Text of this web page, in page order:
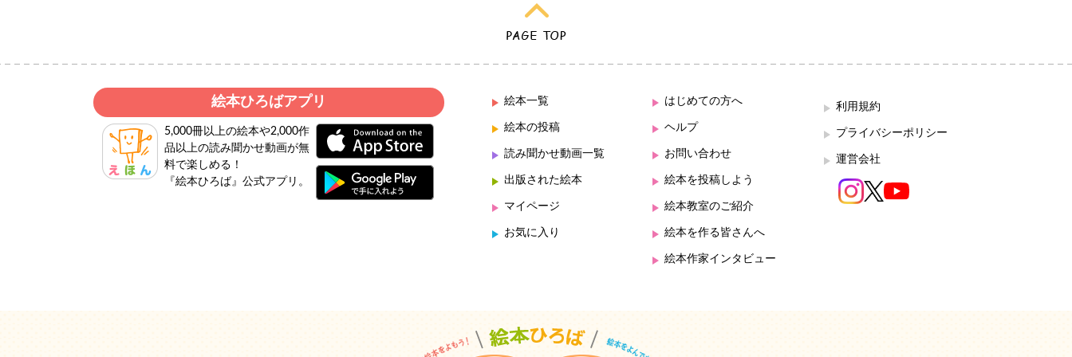
絵本ひろばアプリ
5,000冊以上の絵本や2,000作
品以上の読み聞かせ動画が無
料で楽しめる！
『絵本ひろば』公式アプリ。
絵本一覧
絵本の投稿
読み聞かせ動画一覧
出版された絵本
マイページ
お気に入り
はじめての方へ
ヘルプ
お問い合わせ
絵本を投稿しよう
絵本教室のご紹介
絵本を作る皆さんへ
絵本作家インタビュー
利用規約
プライバシーポリシー
運営会社